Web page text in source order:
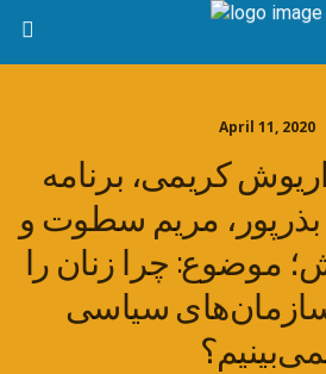
April 11, 2020
کریمی، برنامه
بذرپور، مریم سطوت و
موضوع: چرا زنان را
سیاسی